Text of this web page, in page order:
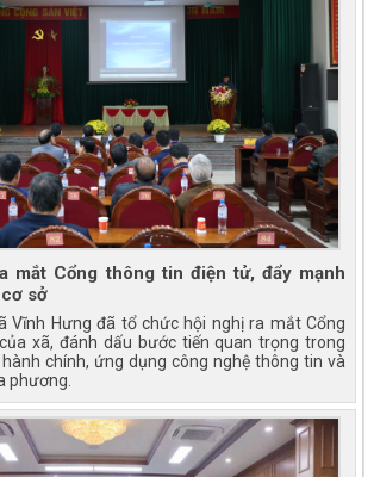
mắt Cổng thông tin điện tử, đẩy mạnh
sở
Vĩnh Hưng đã tổ chức hội nghị ra mắt Cổng
xã, đánh dấu bước tiến quan trọng trong
chính, ứng dụng công nghệ thông tin và
phương.